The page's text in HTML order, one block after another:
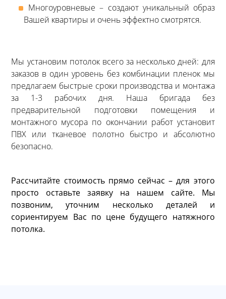
Многоуровневые – создают уникальный образ
Вашей квартиры и очень эффектно смотрятся.
Мы установим потолок всего за несколько дней: для
заказов в один уровень без комбинации пленок мы
предлагаем быстрые сроки производства и монтажа
за 1-3 рабочих дня. Наша бригада без
предварительной подготовки помещения и
монтажного мусора по окончании работ установит
ПВХ или тканевое полотно быстро и абсолютно
безопасно.
Рассчитайте стоимость прямо сейчас – для этого
просто оставьте заявку на нашем сайте. Мы
позвоним, уточним несколько деталей и
сориентируем Вас по цене будущего натяжного
потолка.